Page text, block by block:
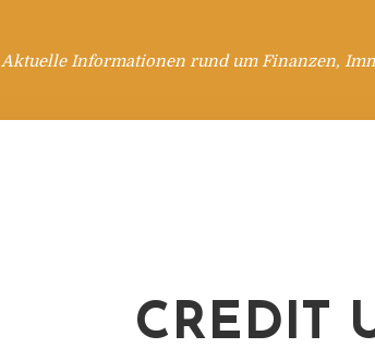
Aktuelle Informationen rund um Finanzen,
CREDIT